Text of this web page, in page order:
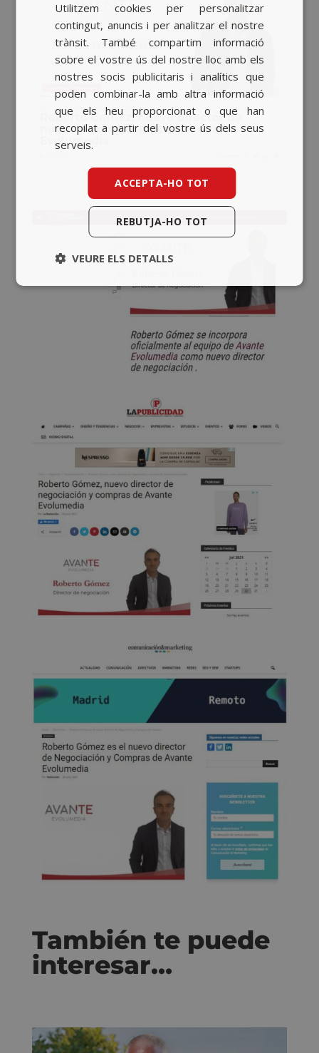
También te puede
interesar…
BASQUE
ENGLISH
Utilitzem cookies per personalitzar
contingut, anuncis i per analitzar el nostre
trànsit. També compartim informació
sobre el vostre ús del nostre lloc amb els
nostres socis publicitaris i analítics que
poden combinar-la amb altra informació
que els heu proporcionat o que han
recopilat a partir del vostre ús dels seus
serveis.
ACCEPTA-HO TOT
REBUTJA-HO TOT
VEURE ELS DETALLS